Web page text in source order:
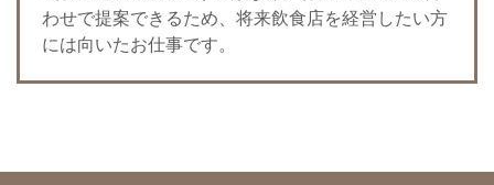
わせで提案できるため、将来飲食店を経営したい方
には向いたお仕事です。